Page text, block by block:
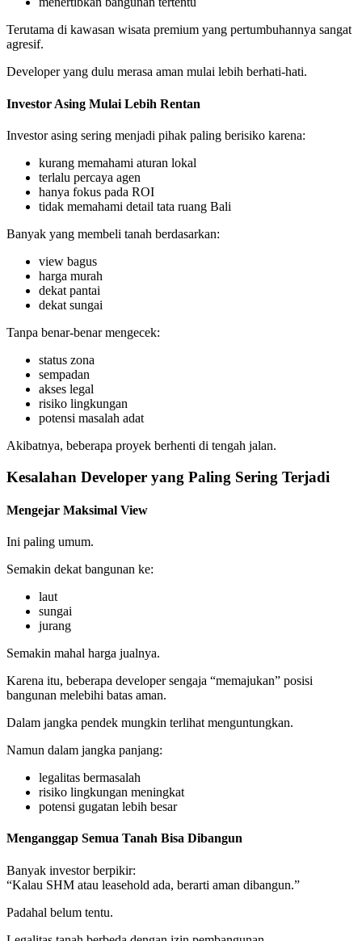
Terutama di kawasan wisata premium yang pertumbuhannya sangat
agresif.
Developer yang dulu merasa aman mulai lebih berhati-hati.
Investor Asing Mulai Lebih Rentan
Investor asing sering menjadi pihak paling berisiko karena:
kurang memahami aturan lokal
terlalu percaya agen
hanya fokus pada ROI
tidak memahami detail tata ruang Bali
Banyak yang membeli tanah berdasarkan:
view bagus
harga murah
dekat pantai
dekat sungai
Tanpa benar-benar mengecek:
status zona
sempadan
akses legal
risiko lingkungan
potensi masalah adat
Akibatnya, beberapa proyek berhenti di tengah jalan.
Kesalahan Developer yang Paling Sering Terjadi
Mengejar Maksimal View
Ini paling umum.
Semakin dekat bangunan ke:
laut
sungai
jurang
Semakin mahal harga jualnya.
Karena itu, beberapa developer sengaja “memajukan” posisi
bangunan melebihi batas aman.
Dalam jangka pendek mungkin terlihat menguntungkan.
Namun dalam jangka panjang:
legalitas bermasalah
risiko lingkungan meningkat
potensi gugatan lebih besar
Menganggap Semua Tanah Bisa Dibangun
Banyak investor berpikir:
“Kalau SHM atau leasehold ada, berarti aman dibangun.”
Padahal belum tentu.